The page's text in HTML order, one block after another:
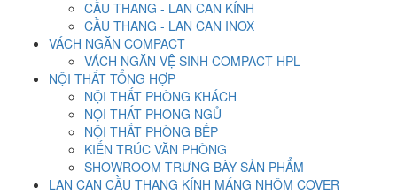
CẦU THANG - LAN CAN KÍNH
CẦU THANG - LAN CAN INOX
VÁCH NGĂN COMPACT
VÁCH NGĂN VỆ SINH COMPACT HPL
NỘI THẤT TỔNG HỢP
NỘI THẤT PHÒNG KHÁCH
NỘI THẤT PHÒNG NGỦ
NỘI THẤT PHÒNG BẾP
KIẾN TRÚC VĂN PHÒNG
SHOWROOM TRƯNG BÀY SẢN PHẨM
LAN CAN CẦU THANG KÍNH MÁNG NHÔM COVER